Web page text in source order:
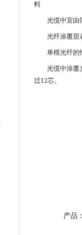
料
光缆中宜由同
光纤涂覆层表
单模光纤的
光缆中涂覆光
过12芯。
产品：